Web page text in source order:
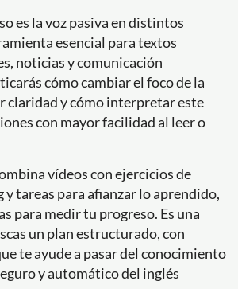
es la voz pasiva en distintos
esencial para textos
noticias y comunicación
cómo cambiar el foco de la
claridad y cómo interpretar este
con mayor facilidad al leer o
vídeos con ejercicios de
tareas para afianzar lo aprendido,
para medir tu progreso. Es una
un plan estructurado, con
te ayude a pasar del conocimiento
y automático del inglés